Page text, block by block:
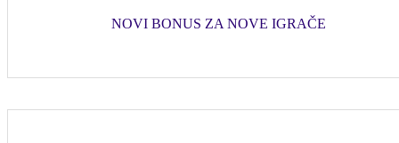
NOVI BONUS ZA NOVE IGRAČE